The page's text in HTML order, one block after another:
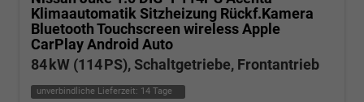
Klimaautomatik Sitzheizung Rückf.Kamera
Bluetooth Touchscreen wireless Apple
CarPlay Android Auto
84 kW (114 PS), Schaltgetriebe, Frontantrieb
unverbindliche Lieferzeit: 14 Tage